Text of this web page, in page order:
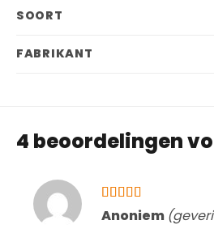
SOORT
FABRIKANT
4 beoordelingen
Gewaardeerd
5 uit 5
Anoniem